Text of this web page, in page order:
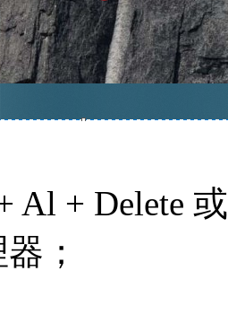
Al + Delete
；